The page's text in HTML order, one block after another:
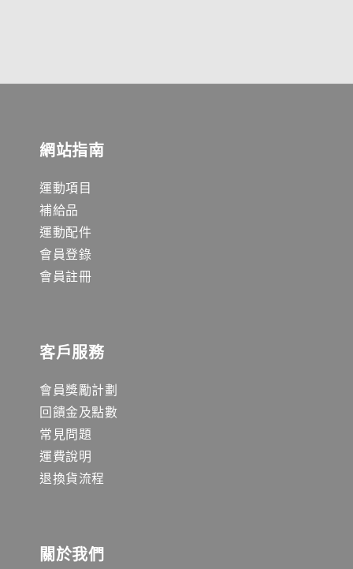
網站指南
運動項目
補給品
運動配件
會員登錄
會員註冊
客戶服務
會員獎勵計劃
回饋金及點數
常見問題
運費說明
退換貨流程
關於我們